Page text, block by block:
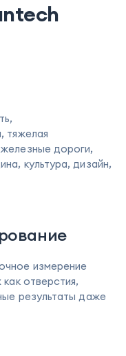
тяжелая
дороги,
культура, дизайн,
измерение
отверстия,
результаты даже